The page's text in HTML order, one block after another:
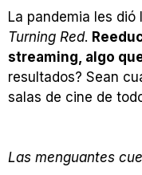
La pandemia les
Turning Red.
streaming, algo
resultados? Sean
salas de cine de
Las menguantes